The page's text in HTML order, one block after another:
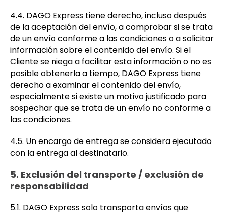
4.4. DAGO Express tiene derecho, incluso después
de la aceptación del envío, a comprobar si se trata
de un envío conforme a las condiciones o a solicitar
información sobre el contenido del envío. Si el
Cliente se niega a facilitar esta información o no es
posible obtenerla a tiempo, DAGO Express tiene
derecho a examinar el contenido del envío,
especialmente si existe un motivo justificado para
sospechar que se trata de un envío no conforme a
las condiciones.
4.5. Un encargo de entrega se considera ejecutado
con la entrega al destinatario.
5. Exclusión del transporte / exclusión de
responsabilidad
5.1. DAGO Express solo transporta envíos que